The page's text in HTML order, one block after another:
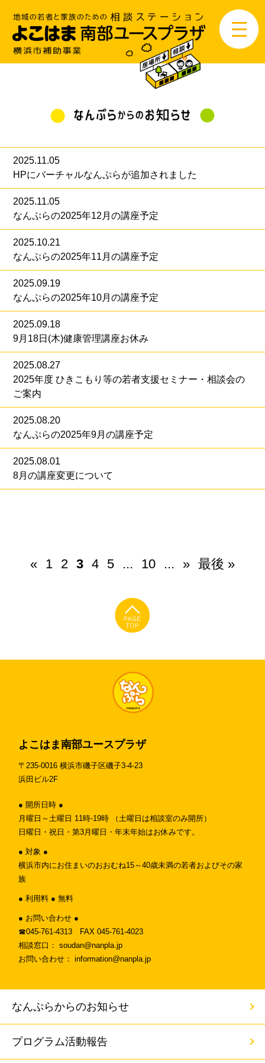
2025.11.05
HPにバーチャルなんぷらが追加されました
2025.11.05
なんぷらの2025年12月の講座予定
2025.10.21
なんぷらの2025年11月の講座予定
2025.09.19
なんぷらの2025年10月の講座予定
2025.09.18
9月18日(木)健康管理講座お休み
2025.08.27
2025年度 ひきこもり等の若者支援セミナー・相談会の
ご案内
2025.08.20
なんぷらの2025年9月の講座予定
2025.08.01
8月の講座変更について
« 1 2 3 4 5 ... 10 ... » 最後 »
よこはま南部ユースプラザ
〒235-0016 横浜市磯子区磯子3-4-23
浜田ビル2F
● 開所日時 ●
月曜日～土曜日 11時-19時 （土曜日は相談室のみ開所）
日曜日・祝日・第3月曜日・年末年始はお休みです。
● 対象 ●
横浜市内にお住まいのおおむね15～40歳未満の若者およびその家
族
● 利用料 ● 無料
● お問い合わせ ●
☎︎045-761-4313 FAX 045-761-4023
相談窓口： soudan@nanpla.jp
お問い合わせ： information@nanpla.jp
なんぷらからのお知らせ
プログラム活動報告